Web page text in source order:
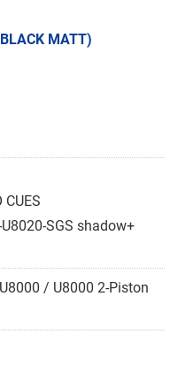
MATT)
SGS shadow+
/ U8000 2-Piston